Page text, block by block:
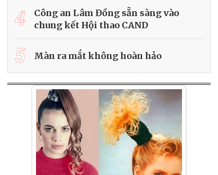
4
Công an Lâm Đồng sẵn sàng vào
chung kết Hội thao CAND
5 Màn ra mắt không hoàn hảo